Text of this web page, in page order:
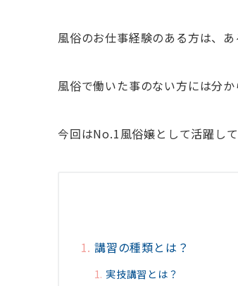
風俗のお仕事経験のある方は、
風俗で働いた事のない方には分
今回はNo.1風俗嬢として活躍し
講習の種類とは？
実技講習とは？